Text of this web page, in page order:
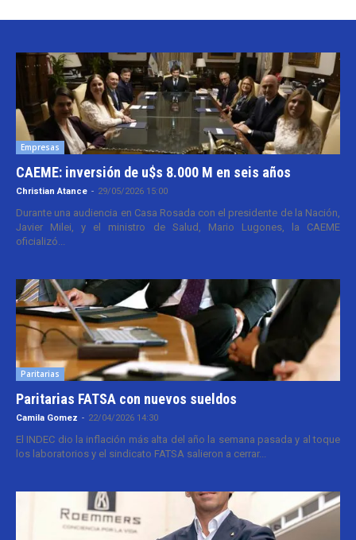
Empresas
CAEME: inversión de u$s 8.000 M en seis años
Christian Atance - 29/05/2026 15:00
Durante una audiencia en Casa Rosada con el presidente de la Nación,
Javier Milei, y el ministro de Salud, Mario Lugones, la CAEME
oficializó...
Paritarias
Paritarias FATSA con nuevos sueldos
Camila Gomez - 22/04/2026 14:30
El INDEC dio la inflación más alta del año la semana pasada y al toque
los laboratorios y el sindicato FATSA salieron a cerrar...